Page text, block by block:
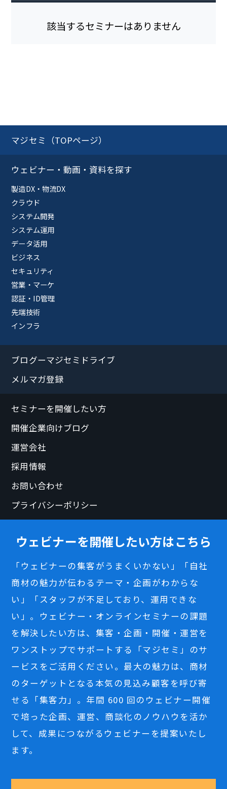
該当するセミナーはありません
マジセミ（TOPページ）
ウェビナー・動画・資料を探す
製造DX・物流DX
クラウド
システム開発
システム運用
データ活用
ビジネス
セキュリティ
営業・マーケ
認証・ID管理
先端技術
インフラ
ブログーマジセミドライブ
メルマガ登録
セミナーを開催したい方
開催企業向けブログ
運営会社
採用情報
お問い合わせ
プライバシーポリシー
ウェビナーを開催したい方はこちら
「ウェビナーの集客がうまくいかない」「自社
商材の魅力が伝わるテーマ・企画がわからな
い」「スタッフが不足しており、運用できな
い」。ウェビナー・オンラインセミナーの課題
を解決したい方は、集客・企画・開催・運営を
ワンストップでサポートする「マジセミ」のサ
ービスをご活用ください。最大の魅力は、商材
のターゲットとなる本気の見込み顧客を呼び寄
せる「集客力」。年間 600 回のウェビナー開催
で培った企画、運営、商談化のノウハウを活か
して、成果につながるウェビナーを提案いたし
ます。